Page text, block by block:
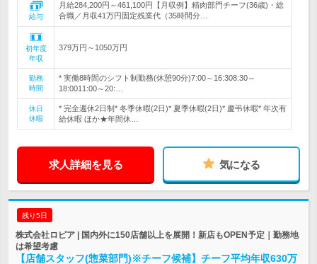
給与
月給284,200円～461,100円【月収例】精肉部門チーフ(36歳)・総
合職／月収41万円固定残業代（35時間分…
初年度
年収
379万円～1050万円
勤務
時間
* 実働8時間のシフト制勤務(休憩90分)7:00～16:308:30～
18:0011:00～20:…
休日
休暇
* 完全週休2日制* 冬季休暇(2日)* 夏季休暇(2日)* 慶弔休暇* 年次有
給休暇 ほか★年間休…
求人詳細を見る 気になる
残り5日
株式会社ロピア | 国内外に150店舗以上を展開！新店もOPEN予定｜勤務地
は希望考慮
【店舗スタッフ(惣菜部門)※チーフ候補】チーフ平均年収630万